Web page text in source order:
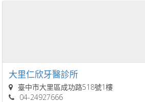
大里仁欣牙醫診所
臺中市大里區成功路518號1樓
04-24927666